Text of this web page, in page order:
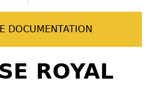
DOCUMENTATION
ROYAL